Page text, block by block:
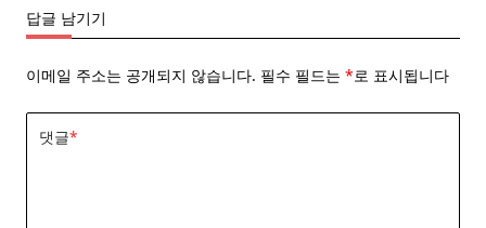
답글 남기기
이메일 주소는 공개되지 않습니다. 필수 필드는 *로 표시됩니다
댓글*